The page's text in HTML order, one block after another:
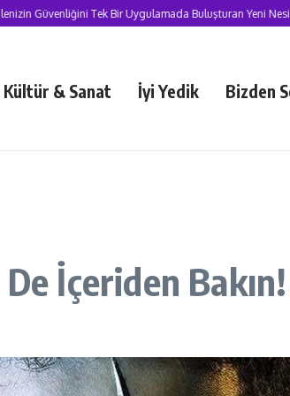
Tek Bir Uygulamada Buluşturan Yeni Nesil Süper
Kültür & Sanat İyi Yedik Bizden
İçeriden Bakın!